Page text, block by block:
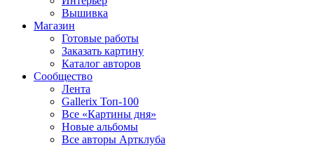
Вышивка
Магазин
Готовые работы
Заказать картину
Каталог авторов
Сообщество
Лента
Gallerix Топ-100
Все «Картины дня»
Новые альбомы
Все авторы Артклуба